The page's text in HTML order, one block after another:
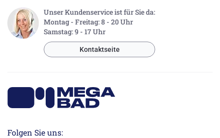
Unser Kundenservice ist für Sie da:
Montag - Freitag: 8 - 20 Uhr
Samstag: 9 - 17 Uhr
Kontaktseite
Folgen Sie uns: